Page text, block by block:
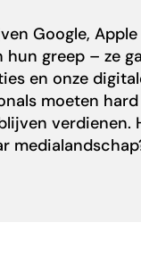
Google,
greep – ze
en onze
moeten
verdienen.
medialandschap